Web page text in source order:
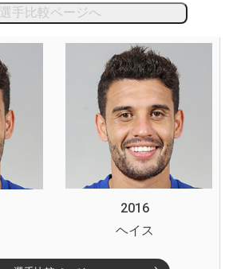
選手比較ページへ
2016
ヘイス